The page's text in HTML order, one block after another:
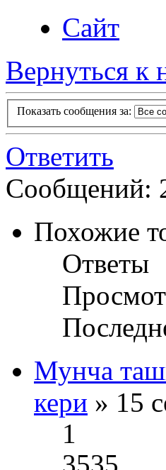
Сайт
Вернуться к
Показать сообщения за:
Ответить
Сообщений:
Похожие
Ответы
Мунча
кери » 15
1